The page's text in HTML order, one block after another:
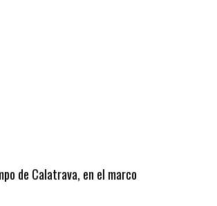
de Calatrava, en el marco